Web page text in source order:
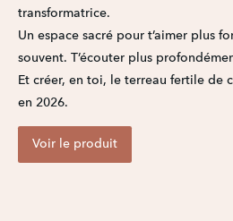
transformatrice.
Un espace sacré pour t’aimer plus
souvent. T’écouter plus
Et créer, en toi, le terreau fertile de
en 2026.
Voir le produit